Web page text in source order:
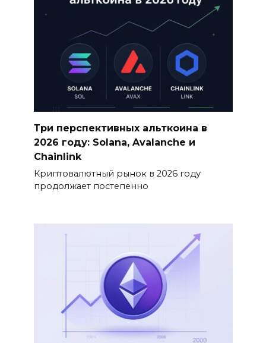
Три перспективных альткоина в
2026 году: Solana, Avalanche и
Chainlink
Криптовалютный рынок в 2026 году
продолжает постепенно